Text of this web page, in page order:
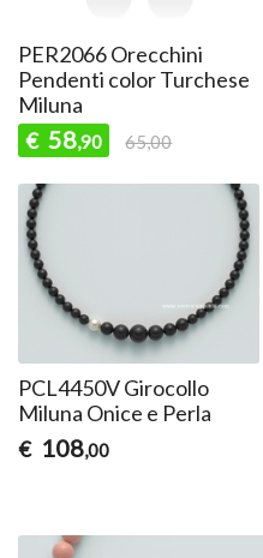
PER2066 Orecchini
Pendenti color Turchese
Miluna
€ 58,90 65,00
PCL4450V Girocollo
Miluna Onice e Perla
€ 108,00